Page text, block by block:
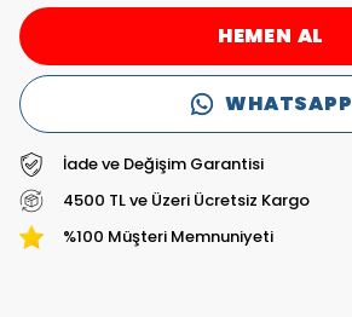
HEMEN AL
WHATSAPP
İade ve Değişim Garantisi
4500 TL ve Üzeri Ücretsiz Kargo
%100 Müşteri Memnuniyeti